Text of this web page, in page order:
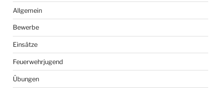
Allgemein
Bewerbe
Einsätze
Feuerwehrjugend
Übungen